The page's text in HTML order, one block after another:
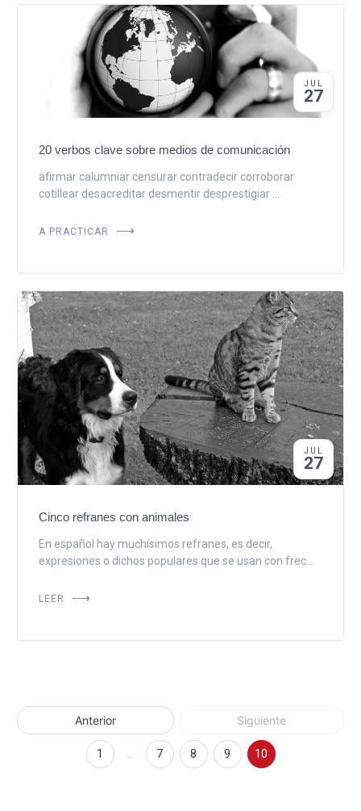
JUL
27
20 verbos clave sobre medios de comunicación
afirmar calumniar censurar contradecir corroborar
cotillear desacreditar desmentir desprestigiar ...
A PRACTICAR
JUL
27
Cinco refranes con animales
En español hay muchísimos refranes, es decir,
expresiones o dichos populares que se usan con frec...
LEER
Anterior Siguiente
1 7 8 9 10